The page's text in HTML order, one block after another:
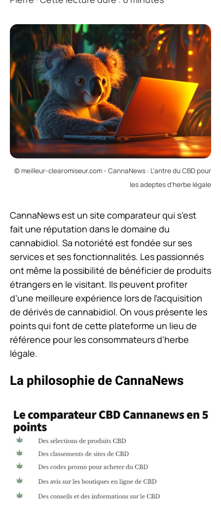
© meilleur-clearomiseur.com - CannaNews : L’antre du CBD pour
les adeptes d’herbe légale
CannaNews est un site comparateur qui s’est
fait une réputation dans le domaine du
cannabidiol. Sa notoriété est fondée sur ses
services et ses fonctionnalités. Les passionnés
ont même la possibilité de bénéficier de produits
étrangers en le visitant. Ils peuvent profiter
d’une meilleure expérience lors de l’acquisition
de dérivés de cannabidiol. On vous présente les
points qui font de cette plateforme un lieu de
référence pour les consommateurs d’herbe
légale.
La philosophie de CannaNews